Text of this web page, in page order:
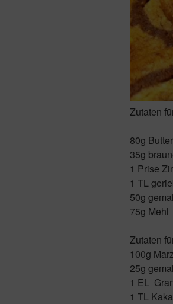
Zutaten
80g Butter
35g
1 Prise
1 TL
50g
75g Mehl
Zutaten
100g
25g
1 EL
1 TL